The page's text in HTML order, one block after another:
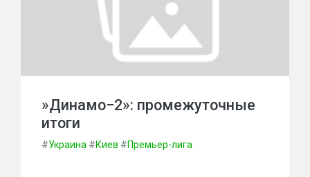
»Динамо−2»: промежуточные
итоги
#Украина #Киев #Премьер-лига